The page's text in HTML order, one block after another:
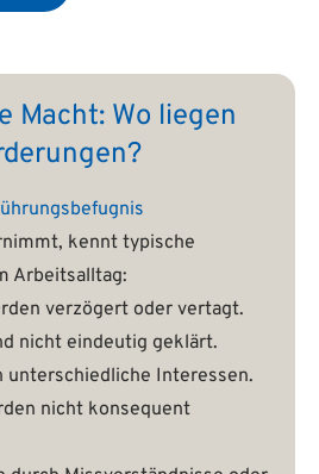
Macht: Wo liegen
kennt typische
Arbeitsalltag:
verzögert oder vertagt.
nicht eindeutig geklärt.
Interessen.
nicht konsequent